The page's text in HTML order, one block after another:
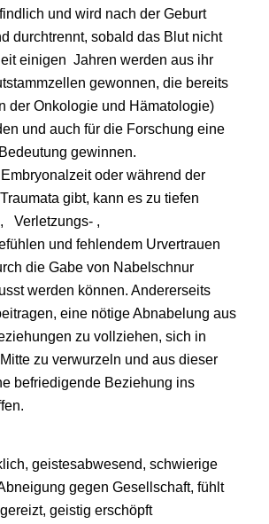
und wird nach der Geburt
durchtrennt, sobald das Blut nicht
einigen Jahren werden aus ihr
gewonnen, die bereits
der Onkologie und Hämatologie)
und auch für die Forschung eine
gewinnen.
oder während der
gibt, kann es zu tiefen
Verletzungs- ,
und fehlendem Urvertrauen
die Gabe von Nabelschnur
werden können. Andererseits
eine nötige Abnabelung aus
zu vollziehen, sich in
zu verwurzeln und aus dieser
befriedigende Beziehung ins
geistesabwesend, schwierige
gegen Gesellschaft, fühlt
geistig erschöpft